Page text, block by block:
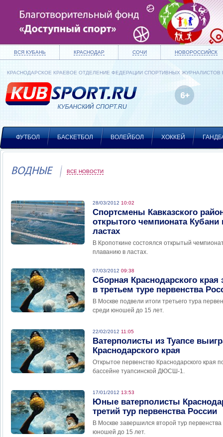
ВСЯ КУБАНЬ КРАСНОДАР СОЧИ НОВОРОССИЙСК
КРАСНОДАРСКОЕ КРАЕВОЕ ОТДЕЛЕНИЕ ФЕДЕРАЦИИ СПОРТИВНЫХ ЖУРНАЛИСТОВ
ФУТБОЛ БАСКЕТБОЛ ВОЛЕЙБОЛ ХОККЕЙ
ВОДНЫЕ ВСЕ НОВОСТИ
28/03/2012 10:02
Спортсмены Кавказского
открытого чемпионата
ластах
В Кропоткине состоялся открытый
плаванию в ластах.
07/03/2012 09:38
Сборная Краснодарского края
в третьем туре первенства
В Москве подвели итоги третьего тура
среди юношей до 15 лет.
22/02/2012 11:05
Ватерполисты из Туапсе
Краснодарского края
Открытое первенство Краснодарского края
бассейне туапсинской ДЮСШ-1.
17/01/2012 13:53
Юные ватерполисты
третий тур первенства России
В Москве завершился второй тур
юношей до 15 лет.